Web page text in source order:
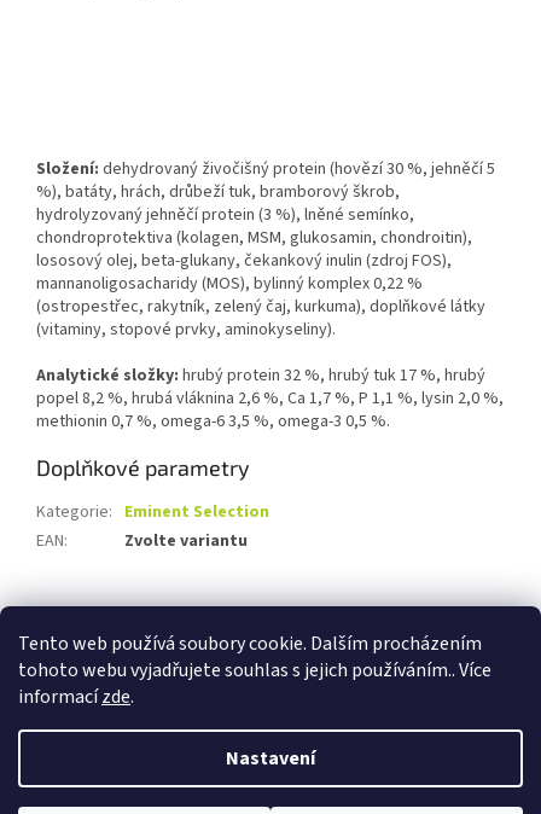
Tento web používá soubory cookie. Dalším procházením
tohoto webu vyjadřujete souhlas s jejich používáním.. Více
informacízde.
Nastavení
Složení: dehydrovaný živočišný protein (hovězí 30 %, jehněčí 5
%), batáty, hrách, drůbeží tuk, bramborový škrob,
hydrolyzovaný jehněčí protein (3 %), lněné semínko,
chondroprotektiva (kolagen, MSM, glukosamin, chondroitin),
lososový olej, beta-glukany, čekankový inulin (zdroj FOS),
mannanoligosacharidy (MOS), bylinný komplex 0,22 %
(ostropestřec, rakytník, zelený čaj, kurkuma), doplňkové látky
(vitaminy, stopové prvky, aminokyseliny).
Analytické složky: hrubý protein 32 %, hrubý tuk 17 %, hrubý
popel 8,2 %, hrubá vláknina 2,6 %, Ca 1,7 %, P 1,1 %, lysin 2,0 %,
methionin 0,7 %, omega-6 3,5 %, omega-3 0,5 %.
Doplňkové parametry
Kategorie: Eminent Selection
EAN: Zvolte variantu
Z
Vytvořil Shoptet